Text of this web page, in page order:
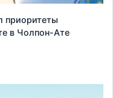
приоритеты
в Чолпон-Ате